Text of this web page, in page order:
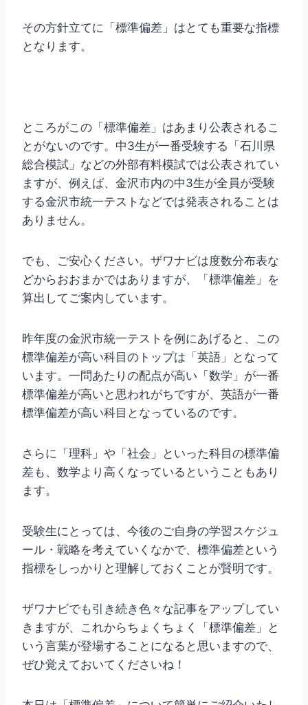
その方針立てに「標準偏差」はとても重要な指標
となります。
ところがこの「標準偏差」はあまり公表されるこ
とがないのです。中3生が一番受験する「石川県
総合模試」などの外部有料模試では公表されてい
ますが、例えば、金沢市内の中3生が全員が受験
する金沢市統一テストなどでは発表されることは
ありません。
でも、ご安心ください。ザワナビは度数分布表な
どからおおまかではありますが、「標準偏差」を
算出してご案内しています。
昨年度の金沢市統一テストを例にあげると、この
標準偏差が高い科目のトップは「英語」となって
います。一問あたりの配点が高い「数学」が一番
標準偏差が高いと思われがちですが、英語が一番
標準偏差が高い科目となっているのです。
さらに「理科」や「社会」といった科目の標準偏
差も、数学より高くなっているということもあり
ます。
受験生にとっては、今後のご自身の学習スケジュ
ール・戦略を考えていくなかで、標準偏差という
指標をしっかりと理解しておくことが賢明です。
ザワナビでも引き続き色々な記事をアップしてい
きますが、これからちょくちょく「標準偏差」と
いう言葉が登場することになると思いますので、
ぜひ覚えておいてくださいね！